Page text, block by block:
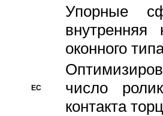
Упорные
внутренняя
оконного
EC
число
контакта